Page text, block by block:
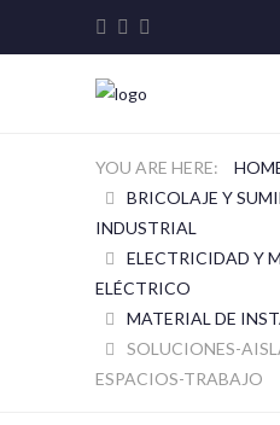
BRICOLAJE Y
INDUSTRIAL
ELECTRICIDAD Y
ELÉCTRICO
MATERIAL DE
SOLUCIONES-
ESPACIOS-TRABAJO